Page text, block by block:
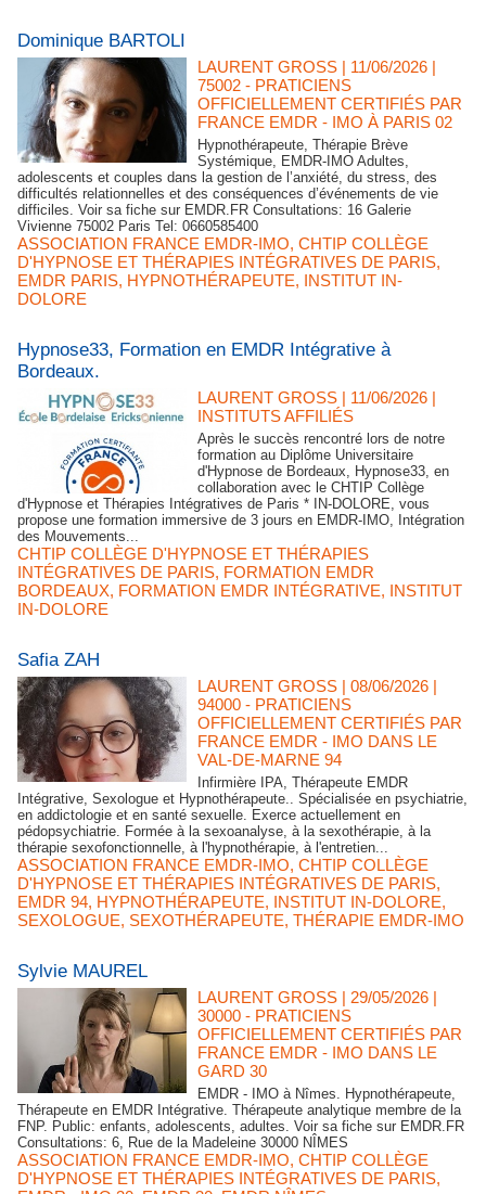
Dominique BARTOLI
LAURENT GROSS | 11/06/2026 |
75002 - PRATICIENS
OFFICIELLEMENT CERTIFIÉS PAR
FRANCE EMDR - IMO À PARIS 02
Hypnothérapeute, Thérapie Brève
Systémique, EMDR-IMO Adultes,
adolescents et couples dans la gestion de l’anxiété, du stress, des
difficultés relationnelles et des conséquences d’événements de vie
difficiles. Voir sa fiche sur EMDR.FR Consultations: 16 Galerie
Vivienne 75002 Paris Tel: 0660585400
ASSOCIATION FRANCE EMDR-IMO, CHTIP COLLÈGE
D'HYPNOSE ET THÉRAPIES INTÉGRATIVES DE PARIS,
EMDR PARIS, HYPNOTHÉRAPEUTE, INSTITUT IN-
DOLORE
Hypnose33, Formation en EMDR Intégrative à
Bordeaux.
LAURENT GROSS | 11/06/2026 |
INSTITUTS AFFILIÉS
Après le succès rencontré lors de notre
formation au Diplôme Universitaire
d'Hypnose de Bordeaux, Hypnose33, en
collaboration avec le CHTIP Collège
d'Hypnose et Thérapies Intégratives de Paris * IN-DOLORE, vous
propose une formation immersive de 3 jours en EMDR-IMO, Intégration
des Mouvements...
CHTIP COLLÈGE D'HYPNOSE ET THÉRAPIES
INTÉGRATIVES DE PARIS, FORMATION EMDR
BORDEAUX, FORMATION EMDR INTÉGRATIVE, INSTITUT
IN-DOLORE
Safia ZAH
LAURENT GROSS | 08/06/2026 |
94000 - PRATICIENS
OFFICIELLEMENT CERTIFIÉS PAR
FRANCE EMDR - IMO DANS LE
VAL-DE-MARNE 94
Infirmière IPA, Thérapeute EMDR
Intégrative, Sexologue et Hypnothérapeute.. Spécialisée en psychiatrie,
en addictologie et en santé sexuelle. Exerce actuellement en
pédopsychiatrie. Formée à la sexoanalyse, à la sexothérapie, à la
thérapie sexofonctionnelle, à l'hypnothérapie, à l'entretien...
ASSOCIATION FRANCE EMDR-IMO, CHTIP COLLÈGE
D'HYPNOSE ET THÉRAPIES INTÉGRATIVES DE PARIS,
EMDR 94, HYPNOTHÉRAPEUTE, INSTITUT IN-DOLORE,
SEXOLOGUE, SEXOTHÉRAPEUTE, THÉRAPIE EMDR-IMO
Sylvie MAUREL
LAURENT GROSS | 29/05/2026 |
30000 - PRATICIENS
OFFICIELLEMENT CERTIFIÉS PAR
FRANCE EMDR - IMO DANS LE
GARD 30
EMDR - IMO à Nîmes. Hypnothérapeute,
Thérapeute en EMDR Intégrative. Thérapeute analytique membre de la
FNP. Public: enfants, adolescents, adultes. Voir sa fiche sur EMDR.FR
Consultations: 6, Rue de la Madeleine 30000 NÎMES
ASSOCIATION FRANCE EMDR-IMO, CHTIP COLLÈGE
D'HYPNOSE ET THÉRAPIES INTÉGRATIVES DE PARIS,